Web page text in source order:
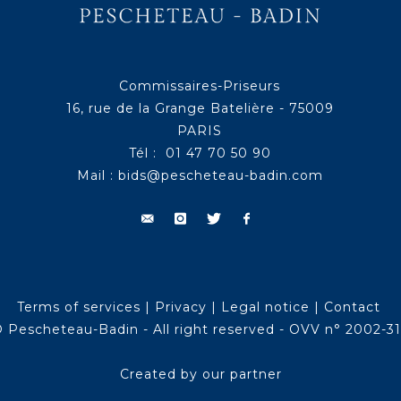
Commissaires-Priseurs
16, rue de la Grange Batelière - 75009
PARIS
Tél : 01 47 70 50 90
Mail : bids@pescheteau-badin.com
Terms of services | Privacy | Legal notice | Contact
Pescheteau-Badin - All right reserved - OVV n° 2002-
Created by our partner